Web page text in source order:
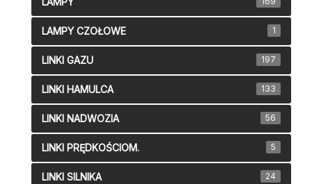
LAMPY CZOŁOWE 1
LINKI GAZU 197
LINKI HAMULCA 133
LINKI NADWOZIA 56
LINKI PRĘDKOŚCIOM. 5
LINKI SILNIKA 24